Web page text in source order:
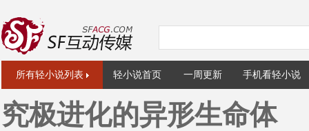
所有轻小说列表 轻小说首页 一周更新 手机看轻小说
究极进化的异形生命体